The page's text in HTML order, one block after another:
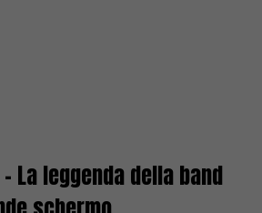
La leggenda della band